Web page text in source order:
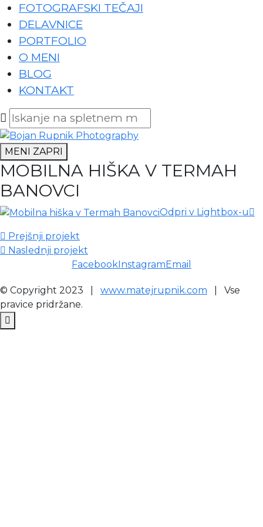
FOTOGRAFSKI TEČAJI
DELAVNICE
PORTFOLIO
O MENI
BLOG
KONTAKT
MENI ZAPRI
MOBILNA HIŠKA V TERMAH
BANOVCI
Odpri v Lightbox-u
Prejšnji projekt
Naslednji projekt
© Copyright 2023 | www.matejrupnik.com | Vse
pravice pridržane.
FacebookInstagramEmail